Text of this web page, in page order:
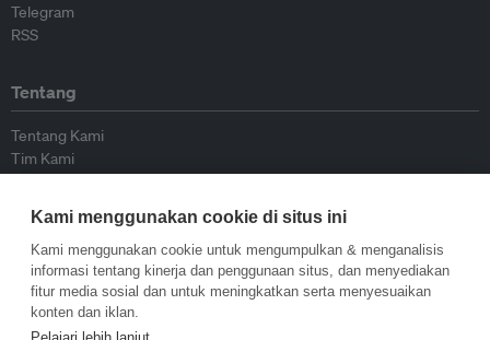
Telegram
RSS
Tentang
Tentang Kami
Tim Kami
Kontributor
Hubungi Kami
Kebijakan
Kami menggunakan cookie di situs ini
Kami menggunakan cookie untuk mengumpulkan & menganalisis
informasi tentang kinerja dan penggunaan situs, dan menyediakan
fitur media sosial dan untuk meningkatkan serta menyesuaikan
konten dan iklan.